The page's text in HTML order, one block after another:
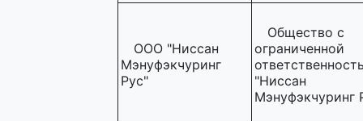
ООО "Ниссан
Мэнуфэкчуринг
Рус"
Общество с
ограниченной
"Ниссан
Мэнуфэкчуринг